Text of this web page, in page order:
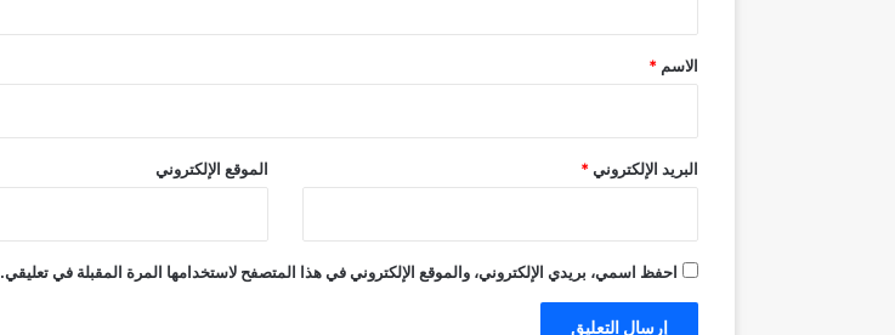
*
الاسم *
البريد الإلكتروني * الموقع الإلكتروني
احفظ اسمي، بريدي الإلكتروني، والموقع الإلكتروني في هذا المتصفح لاستخدامها المرة المقبلة في تعليقي.